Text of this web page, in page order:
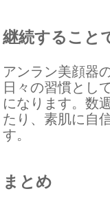
継続すること
アンラン美顔器
日々の習慣とし
になります。数
たり、素肌に自
す。
まとめ